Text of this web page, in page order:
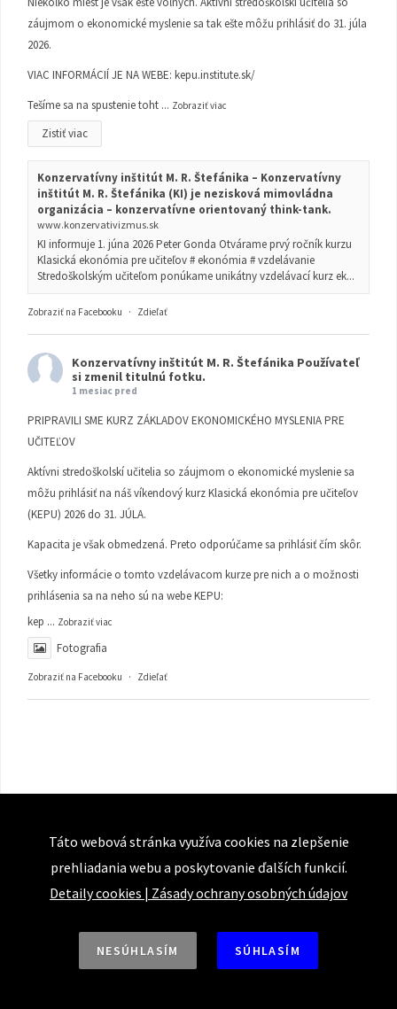
záujmom o ekonomické myslenie sa tak ešte môžu prihlásiť do 31. júla
2026.
VIAC INFORMÁCIÍ JE NA WEBE: kepu.institute.sk/
Tešíme sa na spustenie toht ... Zobraziť viac
Zistiť viac
Konzervatívny inštitút M. R. Štefánika – Konzervatívny
inštitút M. R. Štefánika (KI) je nezisková mimovládna
organizácia – konzervatívne orientovaný think-tank.
www.konzervativizmus.sk
KI informuje 1. júna 2026 Peter Gonda Otvárame prvý ročník kurzu
Klasická ekonómia pre učiteľov # ekonómia # vzdelávanie
Stredoškolským učiteľom ponúkame unikátny vzdelávací kurz ek...
Zobraziť na Facebooku · Zdieľať
Konzervatívny inštitút M. R. Štefánika Používateľ
si zmenil titulnú fotku.
1 mesiac pred
PRIPRAVILI SME KURZ ZÁKLADOV EKONOMICKÉHO MYSLENIA PRE
UČITEĽOV
Aktívni stredoškolskí učitelia so záujmom o ekonomické myslenie sa
môžu prihlásiť na náš víkendový kurz Klasická ekonómia pre učiteľov
(KEPU) 2026 do 31. JÚLA.
Kapacita je však obmedzená. Preto odporúčame sa prihlásiť čím skôr.
Všetky informácie o tomto vzdelávacom kurze pre nich a o možnosti
prihlásenia sa na neho sú na webe KEPU:
kep ... Zobraziť viac
Fotografia
Zobraziť na Facebooku · Zdieľať
Táto webová stránka využíva cookies na zlepšenie
prehliadania webu a poskytovanie ďalších funkcií.
Detaily cookies | Zásady ochrany osobných údajov
NESÚHLASÍM SÚHLASÍM